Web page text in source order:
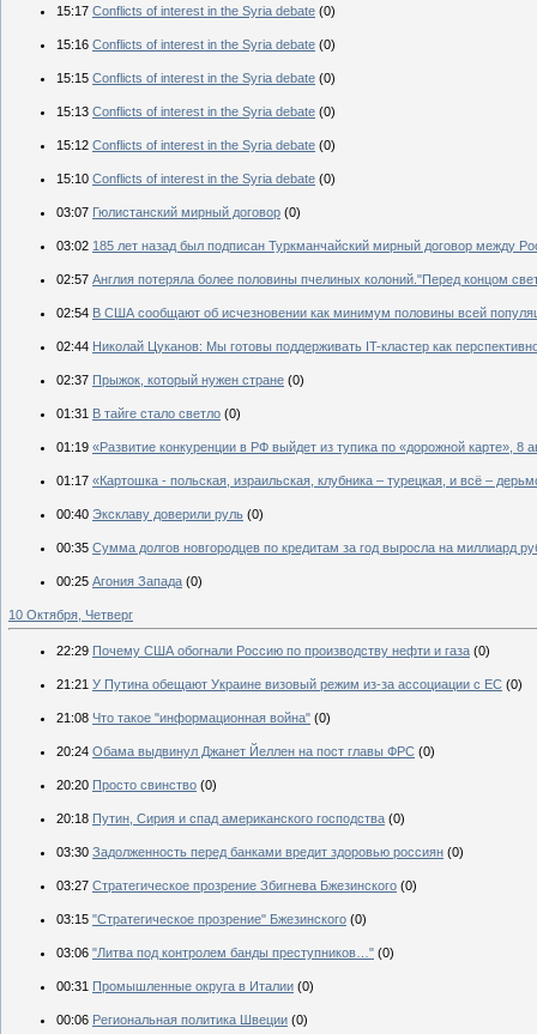
15:17 Conflicts of interest in the Syria debate (0)
15:16 Conflicts of interest in the Syria debate (0)
15:15 Conflicts of interest in the Syria debate (0)
15:13 Conflicts of interest in the Syria debate (0)
15:12 Conflicts of interest in the Syria debate (0)
15:10 Conflicts of interest in the Syria debate (0)
03:07 Гюлистанский мирный договор (0)
03:02 185 лет назад был подписан Туркманчайский мирный договор между
02:57 Англия потеряла более половины пчелиных колоний."Перед концом
02:54 В США сообщают об исчезновении как минимум половины всей
02:44 Николай Цуканов: Мы готовы поддерживать IT-кластер как
02:37 Прыжок, который нужен стране (0)
01:31 В тайге стало светло (0)
01:19 «Развитие конкуренции в РФ выйдет из тупика по «дорожной карте», 8
01:17 «Картошка - польская, израильская, клубника – турецкая, и всё –
00:40 Эксклаву доверили руль (0)
00:35 Сумма долгов новгородцев по кредитам за год выросла на миллиард
00:25 Агония Запада (0)
10 Октября, Четверг
22:29 Почему США обогнали Россию по производству нефти и газа (0)
21:21 У Путина обещают Украине визовый режим из-за ассоциации с ЕС (0)
21:08 Что такое "информационная война" (0)
20:24 Обама выдвинул Джанет Йеллен на пост главы ФРС (0)
20:20 Просто свинство (0)
20:18 Путин, Сирия и спад американского господства (0)
03:30 Задолженность перед банками вредит здоровью россиян (0)
03:27 Стратегическое прозрение Збигнева Бжезинского (0)
03:15 "Стратегическое прозрение" Бжезинского (0)
03:06 "Литва под контролем банды преступников…" (0)
00:31 Промышленные округа в Италии (0)
00:06 Региональная политика Швеции (0)